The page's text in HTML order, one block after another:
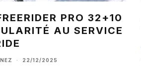
PRO 32+10
AU SERVICE
· 22/12/2025